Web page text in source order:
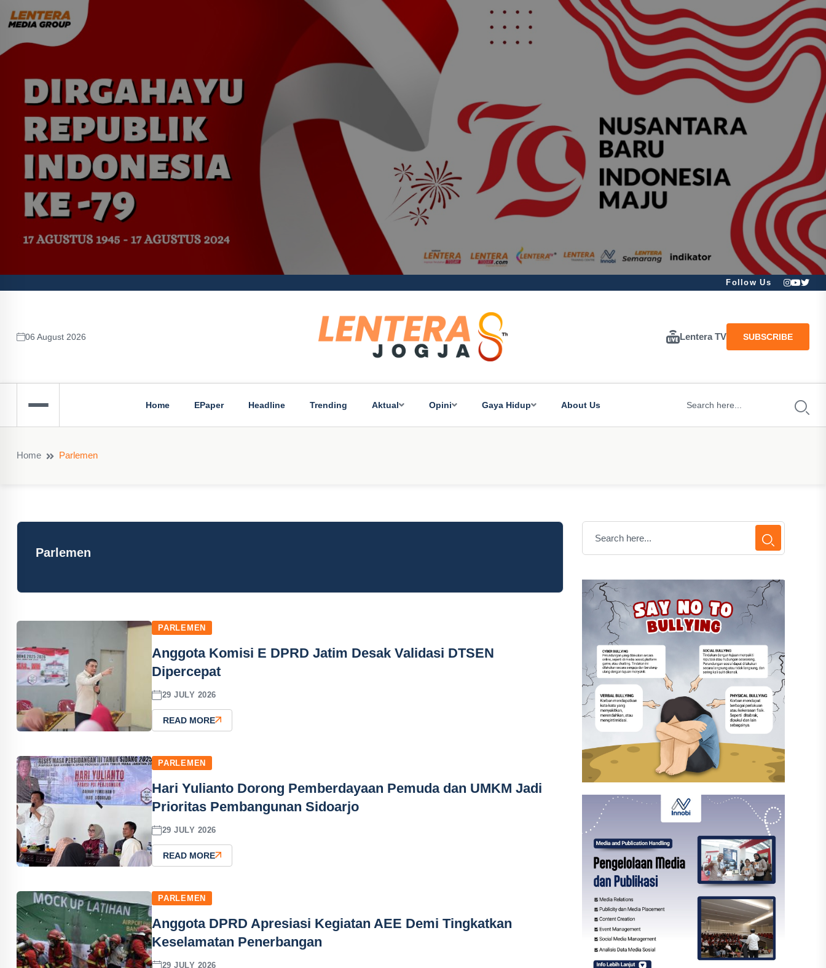
Follow Us
06 August 2026 Lentera TV SUBSCRIBE
Home EPaper Headline Trending Aktual Opini Gaya Hidup About Us
Home Parlemen
Parlemen
PARLEMEN
Anggota Komisi E DPRD Jatim Desak Validasi DTSEN
Dipercepat
29 JULY 2026
READ MORE
PARLEMEN
Hari Yulianto Dorong Pemberdayaan Pemuda dan UMKM Jadi
Prioritas Pembangunan Sidoarjo
29 JULY 2026
READ MORE
PARLEMEN
Anggota DPRD Apresiasi Kegiatan AEE Demi Tingkatkan
Keselamatan Penerbangan
29 JULY 2026